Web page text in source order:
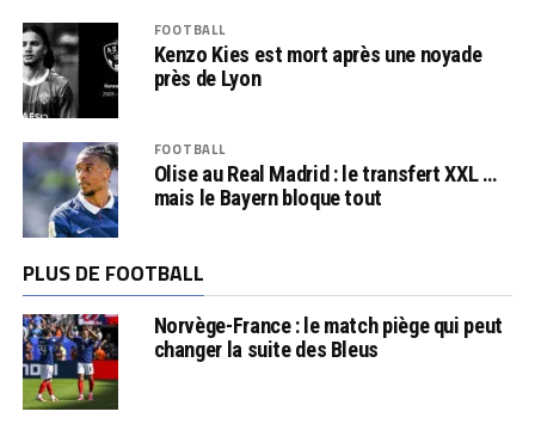
FOOTBALL
Kenzo Kies est mort après une noyade
près de Lyon
FOOTBALL
Olise au Real Madrid : le transfert XXL …
mais le Bayern bloque tout
PLUS DE FOOTBALL
Norvège-France : le match piège qui peut
changer la suite des Bleus